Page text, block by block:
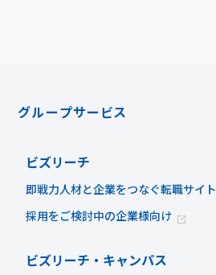
グループサービス
ビズリーチ
即戦力人材と企業をつなぐ転職サイト
採用をご検討中の企業様向け
ビズリーチ・キャンパス